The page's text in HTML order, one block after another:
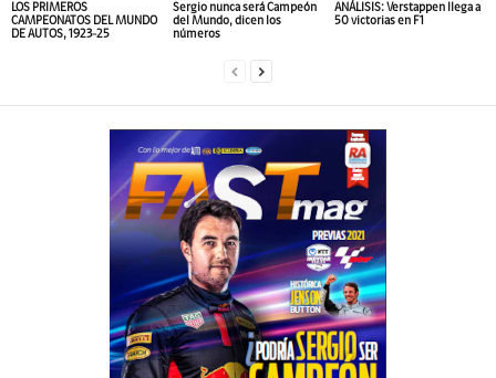
LOS PRIMEROS
CAMPEONATOS DEL MUNDO
DE AUTOS, 1923-25
Sergio nunca será Campeón
del Mundo, dicen los
números
ANÁLISIS: Verstappen llega a
50 victorias en F1